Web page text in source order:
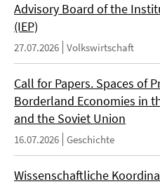
Advisory Board of the
(IEP)
27.07.2026 Volkswirtschaft
Call for Papers. Spaces of
Borderland Economies in
and the Soviet Union
16.07.2026 Geschichte
Wissenschaftliche